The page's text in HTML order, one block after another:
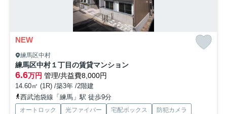
NEW
練馬区中村
練馬区中村１丁目の賃貸マンション
6.6万円 管理/共益費8,000円
14.60㎡ (1R) /築3年 /2階建
西武池袋線「練馬」駅 徒歩9分
オートロック 光ファイバー 宅配ボックス
防犯カメラ